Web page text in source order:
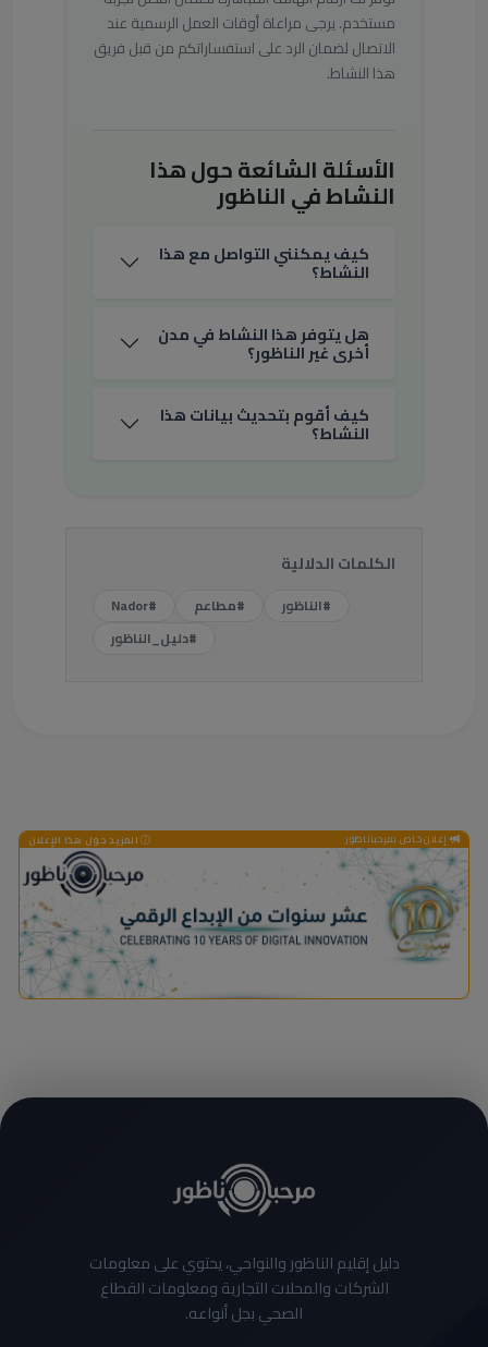
مستخدم. يرجى مراعاة أوقات العمل الرسمية عند
الاتصال لضمان الرد على استفساراتكم من قبل فريق
هذا النشاط.
الأسئلة الشائعة حول هذا
النشاط في الناظور
كيف يمكنني التواصل مع هذا
النشاط؟
هل يتوفر هذا النشاط في مدن
أخرى غير الناظور؟
كيف أقوم بتحديث بيانات هذا
النشاط؟
الكلمات الدلالية
#الناظور #مطاعم
#Nador
#دليل_الناظور
إعلان خاص بمرحباناظور المزيد حول هذا الإعلان
دليل إقليم الناظور والنواحي، يحتوي على معلومات
الشركات والمحلات التجارية ومعلومات القطاع
الصحي بجل أنواعه.